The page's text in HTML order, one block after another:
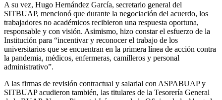
A su vez, Hugo Hernández García, secretario general del
SITBUAP, mencionó que durante la negociación del acuerdo, los
trabajadores no académicos recibieron una respuesta oportuna,
responsable y con visión. Asimismo, hizo constar el esfuerzo de la
Institución para “incentivar y reconocer el trabajo de los
universitarios que se encuentran en la primera línea de acción contra
la pandemia, médicos, enfermeras, camilleros y personal
administrativo”.
A las firmas de revisión contractual y salarial con ASPABUAP y
SITBUAP acudieron también, las titulares de la Tesorería General